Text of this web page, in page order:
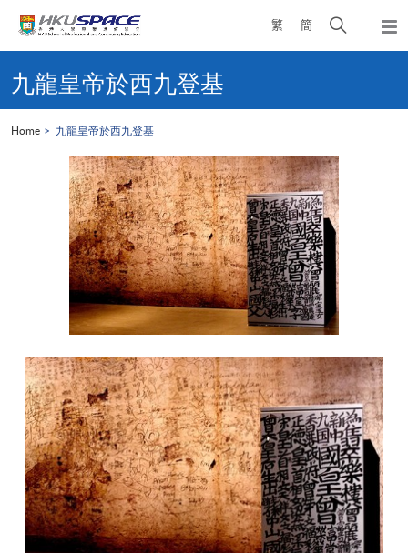
繁 簡
Open
search
content
start九龍皇帝於西九登基
Home 九龍皇帝於西九登基